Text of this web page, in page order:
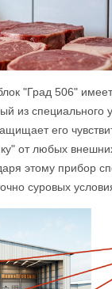
"Град 506"
из специального
его
от любых
этому прибор
суровых